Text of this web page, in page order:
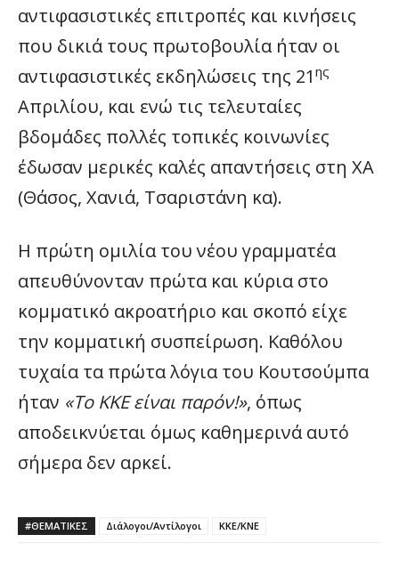
αντιφασιστικές επιτροπές και κινήσεις
που δικιά τους πρωτοβουλία ήταν οι
αντιφασιστικές εκδηλώσεις της 21 ης
Απριλίου, και ενώ τις τελευταίες
βδομάδες πολλές τοπικές κοινωνίες
έδωσαν μερικές καλές απαντήσεις στη ΧΑ
(Θάσος, Χανιά, Τσαριστάνη κα).
Η πρώτη ομιλία του νέου γραμματέα
απευθύνονταν πρώτα και κύρια στο
κομματικό ακροατήριο και σκοπό είχε
την κομματική συσπείρωση. Καθόλου
τυχαία τα πρώτα λόγια του Κουτσούμπα
ήταν «Το ΚΚΕ είναι παρόν!», όπως
αποδεικνύεται όμως καθημερινά αυτό
σήμερα δεν αρκεί.
#ΘΕΜΑΤΙΚΈΣ Διάλογοι/Αντίλογοι ΚΚΕ/ΚΝΕ